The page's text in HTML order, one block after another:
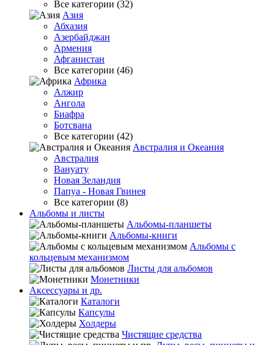
Все категории (32)
Азия
Абхазия
Азербайджан
Армения
Афганистан
Все категории (46)
Африка
Алжир
Ангола
Биафра
Ботсвана
Все категории (42)
Австралия и Океания
Австралия
Вануату
Новая Зеландия
Папуа - Новая Гвинея
Все категории (8)
Альбомы и листы
Альбомы-планшеты
Альбомы-книги
Альбомы с
кольцевым механизмом
Листы для альбомов
Монетники
Аксессуары и др.
Каталоги
Капсулы
Холдеры
Чистящие средства